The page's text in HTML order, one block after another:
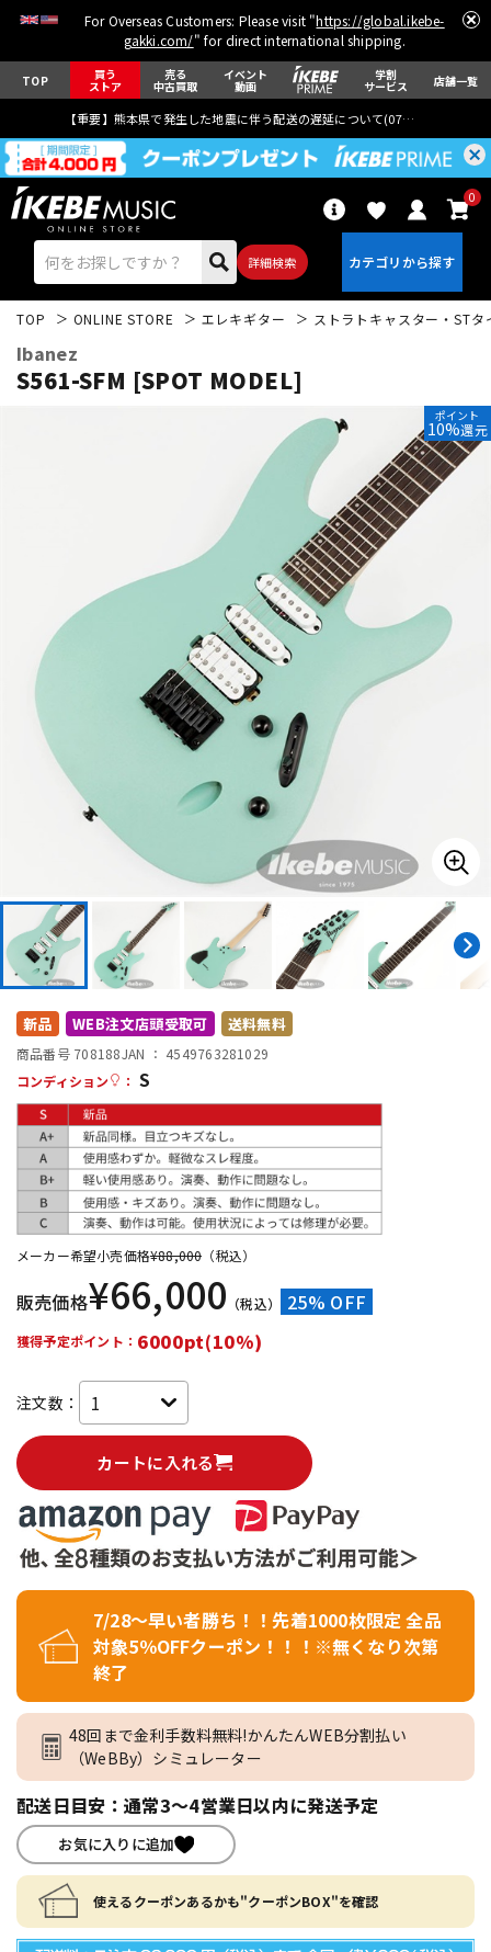
For Overseas Customers: Please visit "https://global.ikebe-
gakki.com/" for direct international shipping.
TOP 買う
ストア
売る
中古買取
イベント
動画
学割
サービス 店舗一覧
【重要】熊本県で発生した地震に伴う配送の遅延について(07月29日
詳細検索
0
アコギ/エレアコ
ウクレレ
ドラム パーカッション
キーボード 電子ピアノ
その他楽器
アンプ エフェクター
DTM
配信/ライブ機器
中古
TOP ONLINE STORE エレキギター ストラトキャスター・STタ
Ibanez
S561-SFM [SPOT MODEL]
ポイント
10%還元
新品 WEB注文店頭受取可 送料無料
商品番号 708188JAN ： 4549763281029
コンディション
： S
メーカー希望小売価格¥88,000 （税込）
販売価格¥66,000 （税込） 25% OFF
獲得予定ポイント： 6000pt(10%)
注文数：
カートに入れる
7/28～早い者勝ち！！先着1000枚限定 全品
対象5％OFFクーポン！！！※無くなり次第
終了
48回まで金利手数料無料!かんたんWEB分割払い
（WeBBy）シミュレーター
配送日目安：通常3～4営業日以内に発送予定
お気に入りに追加
使えるクーポンあるかも"クーポンBOX"を確認